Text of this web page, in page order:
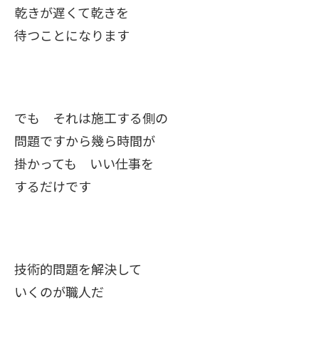
乾きが遅くて乾きを
待つことになります
でも それは施工する側の
問題ですから幾ら時間が
掛かっても いい仕事を
するだけです
技術的問題を解決して
いくのが職人だ